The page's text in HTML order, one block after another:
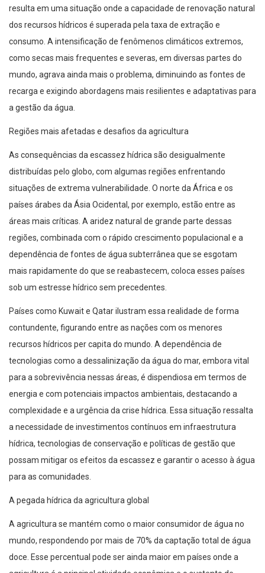
resulta em uma situação onde a capacidade de renovação natural
dos recursos hídricos é superada pela taxa de extração e
consumo. A intensificação de fenômenos climáticos extremos,
como secas mais frequentes e severas, em diversas partes do
mundo, agrava ainda mais o problema, diminuindo as fontes de
recarga e exigindo abordagens mais resilientes e adaptativas para
a gestão da água.
Regiões mais afetadas e desafios da agricultura
As consequências da escassez hídrica são desigualmente
distribuídas pelo globo, com algumas regiões enfrentando
situações de extrema vulnerabilidade. O norte da África e os
países árabes da Ásia Ocidental, por exemplo, estão entre as
áreas mais críticas. A aridez natural de grande parte dessas
regiões, combinada com o rápido crescimento populacional e a
dependência de fontes de água subterrânea que se esgotam
mais rapidamente do que se reabastecem, coloca esses países
sob um estresse hídrico sem precedentes.
Países como Kuwait e Qatar ilustram essa realidade de forma
contundente, figurando entre as nações com os menores
recursos hídricos per capita do mundo. A dependência de
tecnologias como a dessalinização da água do mar, embora vital
para a sobrevivência nessas áreas, é dispendiosa em termos de
energia e com potenciais impactos ambientais, destacando a
complexidade e a urgência da crise hídrica. Essa situação ressalta
a necessidade de investimentos contínuos em infraestrutura
hídrica, tecnologias de conservação e políticas de gestão que
possam mitigar os efeitos da escassez e garantir o acesso à água
para as comunidades.
A pegada hídrica da agricultura global
A agricultura se mantém como o maior consumidor de água no
mundo, respondendo por mais de 70% da captação total de água
doce. Esse percentual pode ser ainda maior em países onde a